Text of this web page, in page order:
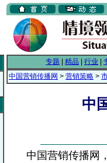
专题 精品 行业
中国营销传播网 > 营销策略 >
中
中国营销传播网